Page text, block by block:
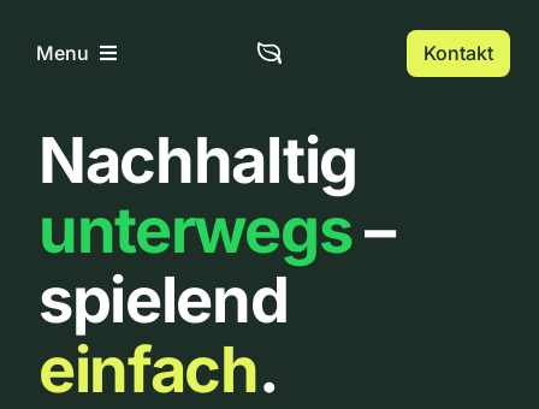
InhaltMenu
Home
Über uns
Urbanlist
Kontakt
Nachhaltig
unterwegs–
spielend
einfach.